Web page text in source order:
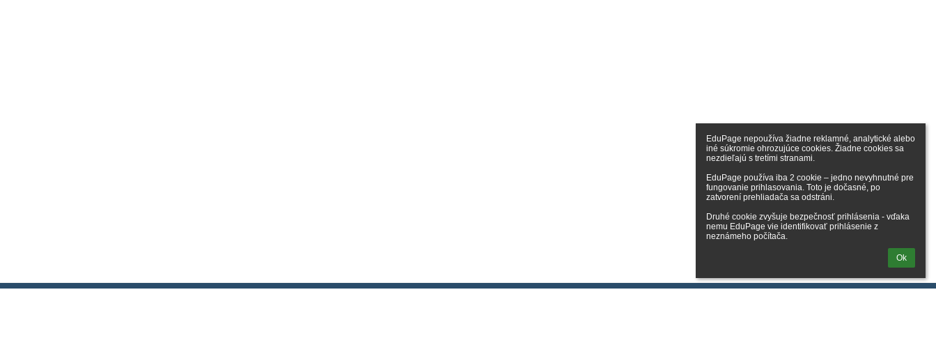
EduPage nepoužíva žiadne reklamné, analytické alebo
iné súkromie ohrozujúce cookies. Žiadne cookies sa
nezdieľajú s tretími stranami.
EduPage používa iba 2 cookie – jedno nevyhnutné pre
fungovanie prihlasovania. Toto je dočasné, po
zatvorení prehliadača sa odstráni.
Druhé cookie zvyšuje bezpečnosť prihlásenia - vďaka
nemu EduPage vie identifikovať prihlásenie z
neznámeho počítača.
Ok